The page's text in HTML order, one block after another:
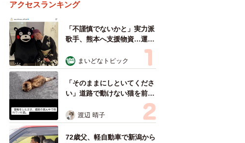
アクセスランキング
「不謹慎でないかと」実力派
歌手、熊本へ支援物資…運搬
トラックの車体デザインにた
めらい 「痛いほど伝わる」
「行動され立派」
まいどなトピック
「そのままにしといてくださ
い」道路で動けない猫を前に
返された一言… 懸命に生き
ようとした4日間 「命の重
さはみんな同じ」保護団体代
表の訴え
渡辺 晴子
72歳父、軽自動車で新潟から